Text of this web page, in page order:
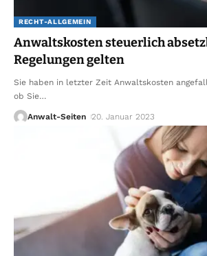
RECHT-ALLGEMEIN
Anwaltskosten steuerlich
Regelungen gelten
Sie haben in letzter Zeit Anwaltskosten
ob Sie…
Anwalt-Seiten 20. Januar 2023